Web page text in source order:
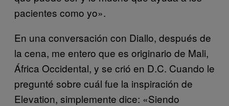
pacientes como yo».
En una conversación con Diallo, después de
la cena, me entero que es originario de Mali,
África Occidental, y se crió en D.C. Cuando le
pregunté sobre cuál fue la inspiración de
Elevation, simplemente dice: «Siendo